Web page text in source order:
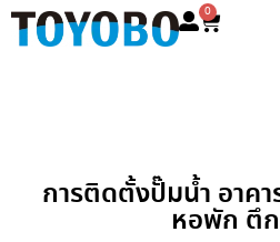
0
การติดตั้งปั๊มน้ำ อาค
หอพัก ตึ